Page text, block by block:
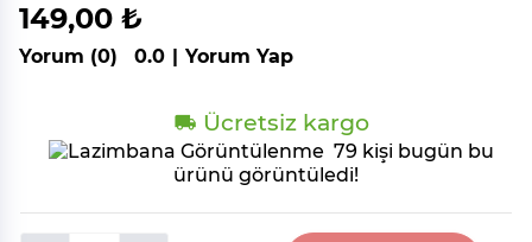
149,00 ₺
Yorum (0) 0.0 | Yorum Yap
Ücretsiz kargo
79 kişi bugün bu
ürünü görüntüledi!